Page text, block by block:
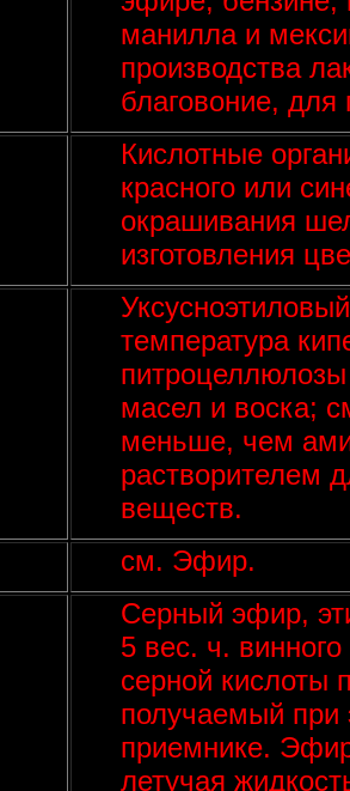
манилла и
производства
благовоние, для
Кислотные
красного или
окрашивания
изготовления
температура
масел и воска;
меньше, чем
растворителем
веществ.
см. Эфир.
Серный эфир,
5 вес. ч.
серной кислоты
получаемый при
приемнике.
летучая